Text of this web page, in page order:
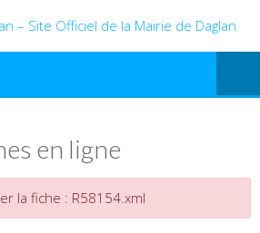
en ligne
la fiche : R58154.xml